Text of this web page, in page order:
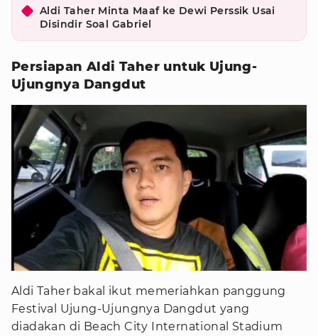
Aldi Taher Minta Maaf ke Dewi Perssik Usai
Disindir Soal Gabriel
Persiapan Aldi Taher untuk Ujung-
Ujungnya Dangdut
Aldi Taher bakal ikut memeriahkan panggung
Festival Ujung-Ujungnya Dangdut yang
diadakan di Beach City International Stadium